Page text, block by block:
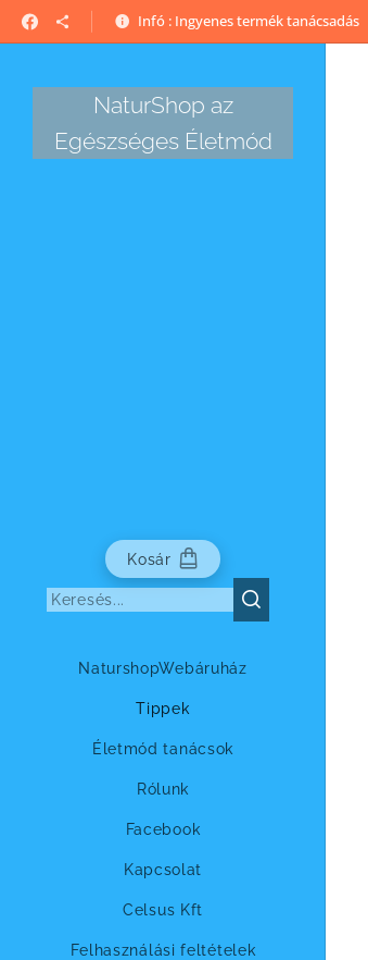
Infó : Ingyenes termék tanácsadás
NaturShop az
Egészséges Életmód
Kosár
NaturshopWebáruház
Tippek
Életmód tanácsok
Rólunk
Facebook
Kapcsolat
Celsus Kft
Felhasználási feltételek